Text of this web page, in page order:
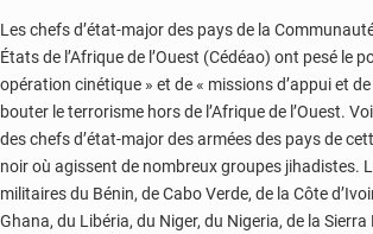
Les chefs d’état-major des pays de la
États de l’Afrique de l’Ouest (Cédéao) ont pesé le
opération cinétique » et de « missions d’appui et
bouter le terrorisme hors de l’Afrique de l’Ouest.
des chefs d’état-major des armées des pays de
noir où agissent de nombreux groupes jihadistes.
militaires du Bénin, de Cabo Verde, de la Côte
Ghana, du Libéria, du Niger, du Nigeria, de la Sierra